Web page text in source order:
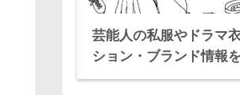
芸能人の私服やドラマ
ション・ブランド情報